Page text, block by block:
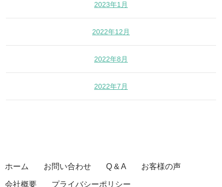
2023年1月
2022年12月
2022年8月
2022年7月
ホーム お問い合わせ Q & A お客様の声
会社概要 プライバシーポリシー